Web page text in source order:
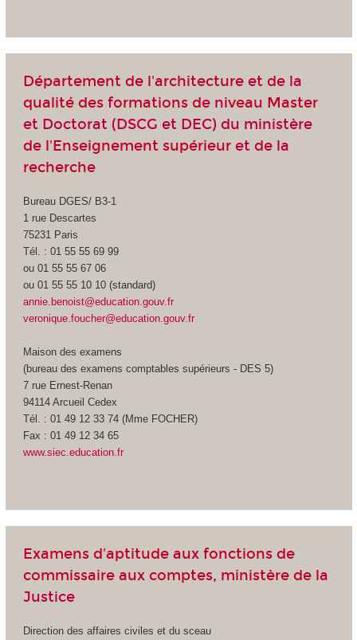
Département de l'architecture et de la
qualité des formations de niveau Master
et Doctorat (DSCG et DEC) du ministère
de l'Enseignement supérieur et de la
recherche
Bureau DGES/ B3-1
1 rue Descartes
75231 Paris
Tél. : 01 55 55 69 99
ou 01 55 55 67 06
ou 01 55 55 10 10 (standard)
annie.benoist@education.gouv.fr
veronique.foucher@education.gouv.fr
Maison des examens
(bureau des examens comptables supérieurs - DES 5)
7 rue Ernest-Renan
94114 Arcueil Cedex
Tél. : 01 49 12 33 74 (Mme FOCHER)
Fax : 01 49 12 34 65
www.siec.education.fr
Examens d'aptitude aux fonctions de
commissaire aux comptes, ministère de la
Justice
Direction des affaires civiles et du sceau